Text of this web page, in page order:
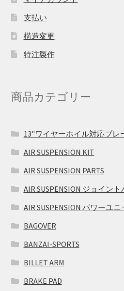
支払い
構造変更
特注製作
商品カテゴリー
13"ワイヤーホイル対応ブレ
AIR SUSPENSION KIT
AIR SUSPENSION PARTS
AIR SUSPENSION ジョイン
AIR SUSPENSION パワーユニ
BAGOVER
BANZAI-SPORTS
BILLET ARM
BRAKE PAD